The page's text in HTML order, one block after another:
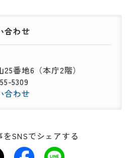
合わせ
番地6（本庁2階）
5309
合わせ
をSNSでシェアする